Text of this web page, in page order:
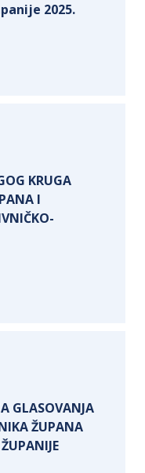
2025.
KRUGA
I
GLASOVANJA
ŽUPANA